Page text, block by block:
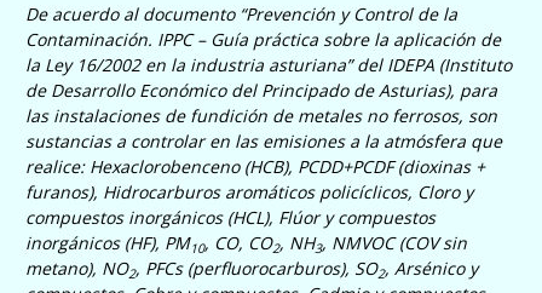
De acuerdo al documento “Prevención y Control de la
Contaminación. IPPC – Guía práctica sobre la aplicación de
la Ley 16/2002 en la industria asturiana” del IDEPA (Instituto
de Desarrollo Económico del Principado de Asturias), para
las instalaciones de fundición de metales no ferrosos, son
sustancias a controlar en las emisiones a la atmósfera que
realice: Hexaclorobenceno (HCB), PCDD+PCDF (dioxinas +
furanos), Hidrocarburos aromáticos policíclicos, Cloro y
compuestos inorgánicos (HCL), Flúor y compuestos
inorgánicos (HF), PM10, CO, CO2, NH3, NMVOC (COV sin
metano), NO2, PFCs (perfluorocarburos), SO2, Arsénico y